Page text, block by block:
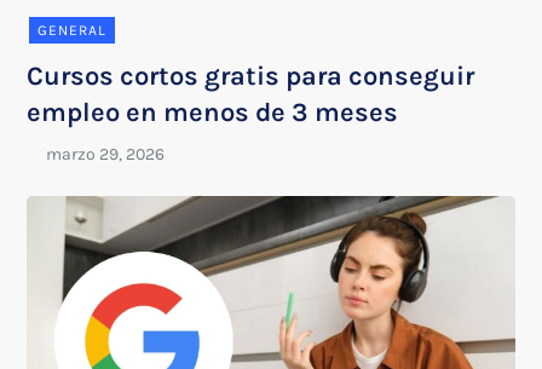
GENERAL
Cursos cortos gratis para conseguir
empleo en menos de 3 meses